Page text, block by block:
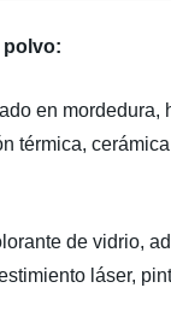
polvo:
en
térmica,
de vidrio,
láser,